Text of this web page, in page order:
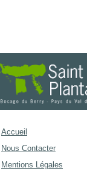
Accueil
Nous Contacter
Mentions Légales